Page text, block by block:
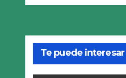
Te puede interesar